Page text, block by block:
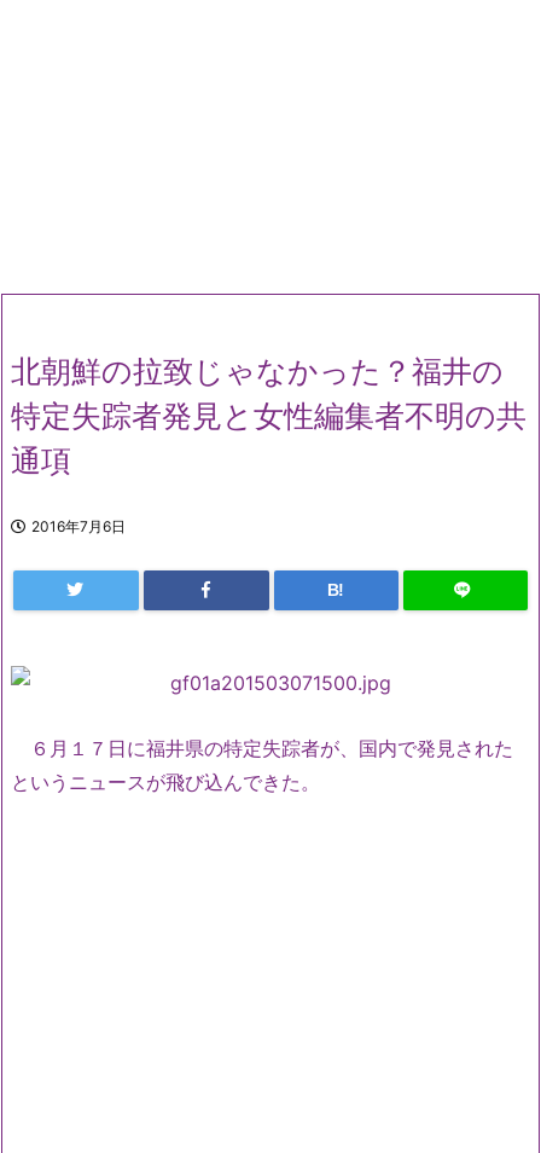
北朝鮮の拉致じゃなかった？福井の
特定失踪者発見と女性編集者不明の共
通項
2016年7月6日
B!
６月１７日に福井県の特定失踪者が、国内で発見された
というニュースが飛び込んできた。